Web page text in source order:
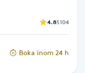
4.85104
Boka inom 24 h